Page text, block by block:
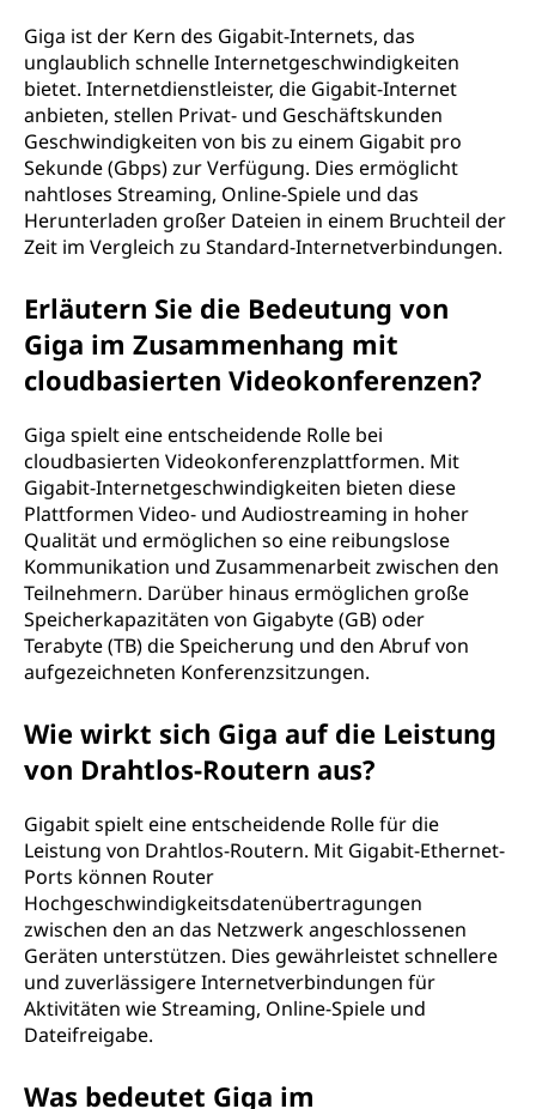
Giga ist der Kern des Gigabit-Internets, das
unglaublich schnelle Internetgeschwindigkeiten
bietet. Internetdienstleister, die Gigabit-Internet
anbieten, stellen Privat- und Geschäftskunden
Geschwindigkeiten von bis zu einem Gigabit pro
Sekunde (Gbps) zur Verfügung. Dies ermöglicht
nahtloses Streaming, Online-Spiele und das
Herunterladen großer Dateien in einem Bruchteil der
Zeit im Vergleich zu Standard-Internetverbindungen.
Erläutern Sie die Bedeutung von
Giga im Zusammenhang mit
cloudbasierten Videokonferenzen?
Giga spielt eine entscheidende Rolle bei
cloudbasierten Videokonferenzplattformen. Mit
Gigabit-Internetgeschwindigkeiten bieten diese
Plattformen Video- und Audiostreaming in hoher
Qualität und ermöglichen so eine reibungslose
Kommunikation und Zusammenarbeit zwischen den
Teilnehmern. Darüber hinaus ermöglichen große
Speicherkapazitäten von Gigabyte (GB) oder
Terabyte (TB) die Speicherung und den Abruf von
aufgezeichneten Konferenzsitzungen.
Wie wirkt sich Giga auf die Leistung
von Drahtlos-Routern aus?
Gigabit spielt eine entscheidende Rolle für die
Leistung von Drahtlos-Routern. Mit Gigabit-Ethernet-
Ports können Router
Hochgeschwindigkeitsdatenübertragungen
zwischen den an das Netzwerk angeschlossenen
Geräten unterstützen. Dies gewährleistet schnellere
und zuverlässigere Internetverbindungen für
Aktivitäten wie Streaming, Online-Spiele und
Dateifreigabe.
Was bedeutet Giga im